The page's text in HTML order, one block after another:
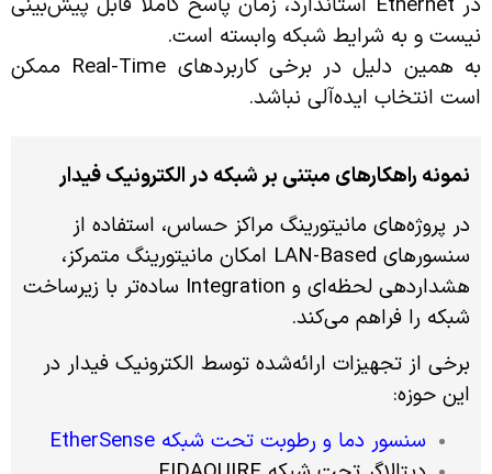
نیست و به شرایط شبکه وابسته است.
به همین دلیل در برخی کاربردهای Real-Time ممکن
است انتخاب ایده‌آلی نباشد.
نمونه راهکارهای مبتنی بر شبکه در الکترونیک فیدار
در پروژه‌های مانیتورینگ مراکز حساس، استفاده از
سنسورهای LAN-Based امکان مانیتورینگ متمرکز،
هشداردهی لحظه‌ای و Integration ساده‌تر با زیرساخت
شبکه را فراهم می‌کند.
برخی از تجهیزات ارائه‌شده توسط الکترونیک فیدار در
این حوزه:
سنسور دما و رطوبت تحت شبکه EtherSense